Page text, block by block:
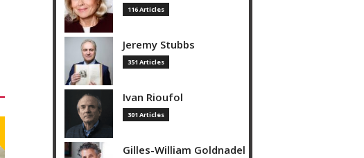
116 Articles
Jeremy Stubbs
351 Articles
Ivan Rioufol
301 Articles
Gilles-William Goldnadel